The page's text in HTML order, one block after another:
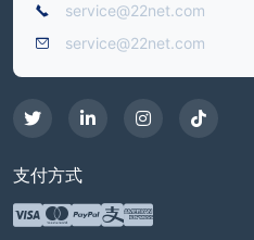
service@22net.com
service@22net.com
支付方式